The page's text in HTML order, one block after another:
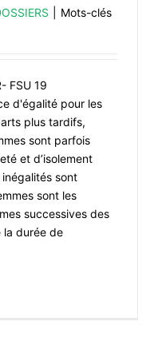
Mots-clés
SFR- FSU 19
d'égalité pour les
plus tardifs,
sont parfois
et d’isolement
sont
sont les
successives des
la durée de